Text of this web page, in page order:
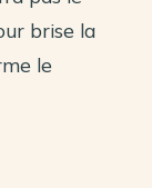
brise la
le